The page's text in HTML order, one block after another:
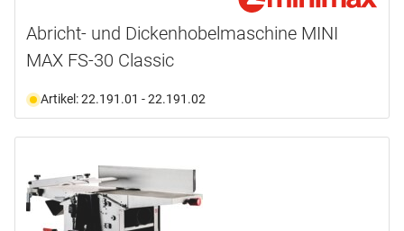
Abricht- und Dickenhobelmaschine MINI
MAX FS-30 Classic
Artikel: 22.191.01 - 22.191.02